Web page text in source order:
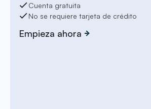
Cuenta gratuita
No se requiere tarjeta de crédito
Empieza ahora